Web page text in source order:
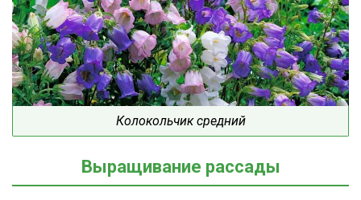
Колокольчик средний
Выращивание рассады